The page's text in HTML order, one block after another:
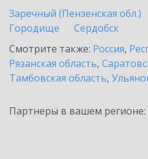
Заречный (Пензенская обл.)
Городище
Сердобск
Смотрите также: Россия,
Рязанская область,
Тамбовская область,
Партнеры в вашем регионе: